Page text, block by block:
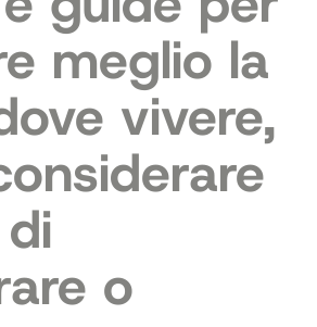
meglio la
vivere,
o